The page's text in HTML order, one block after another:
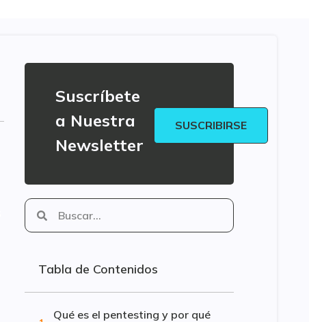
Suscríbete
a Nuestra
Newsletter
SUSCRIBIRSE
Tabla de Contenidos
Qué es el pentesting y por qué